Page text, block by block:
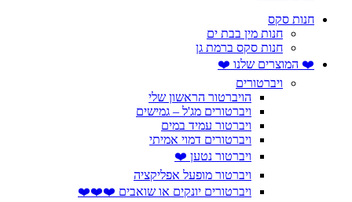
חנות סקס
חנות מין בבת ים
חנות סקס ברמת גן
❤️ המוצרים שלנו ❤️
ויברטורים
הויברטור הראשון שלי
ויברטורים מג'ל – גמישים
ויברטור עמיד במים
ויברטורים דמוי אמיתי
ויברטור נטען ❤️
ויברטור מופעל אפליקציה
ויברטורים יונקים או שואבים ❤️❤️❤️